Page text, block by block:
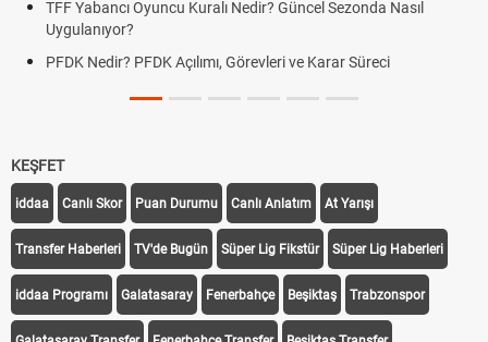
TFF Yabancı Oyuncu Kuralı Nedir? Güncel Sezonda Nasıl
Uygulanıyor?
PFDK Nedir? PFDK Açılımı, Görevleri ve Karar Süreci
KEŞFET
iddaa Canlı Skor Puan Durumu Canlı Anlatım At Yarışı
Transfer Haberleri TV'de Bugün Süper Lig Fikstür Süper Lig Haberleri
iddaa Programı Galatasaray Fenerbahçe Beşiktaş Trabzonspor